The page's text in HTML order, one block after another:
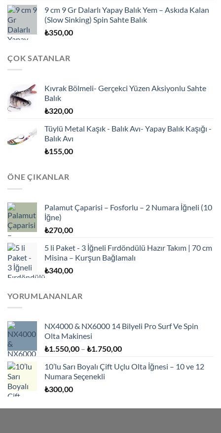
9 cm 9 Gr Dalarlı Yapay Balık Yem – Askıda Kalan
(Slow Sinking) Spin Sahte Balık
₺350,00
ÇOK SATANLAR
Kıvrak Bölmeli- Gerçekci Yüzen Aksiyonlu Sahte
Balık
₺320,00
Tüylü Metal Kaşık - Balık Avı- Yapay Balık Kaşığı -
Balık Avı
₺155,00
ÖNE ÇIKANLAR
Palamut Çaparisi – Fosforlu – 2 Numara İğneli (10
İğne)
₺270,00
5 li Paket - 3 İğneli Fırdöndülü Hazır Takım | 70 cm
Misina – Kurşun Bağlamalı
₺340,00
YORUMLANANLAR
NX4000 & NX6000 14 Bilyeli Pro Surf Ve Spin
Olta Makinesi
₺1.550,00 – ₺1.750,00Fiyat
₺1.550,00
10’lu Sarı Boyalı Çift Uçlu Olta İğnesi – 10 ve 12
Numara Seçenekli
₺300,00